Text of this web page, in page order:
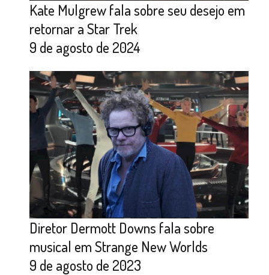
Kate Mulgrew fala sobre seu desejo em
retornar a Star Trek
9 de agosto de 2024
Diretor Dermott Downs fala sobre
musical em Strange New Worlds
9 de agosto de 2023